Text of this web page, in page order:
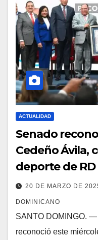
ACTUALIDAD
Senado
Cedeño Ávila,
deporte de RD
20 DE MARZO DE
DOMINICANO
SANTO DOMINGO.
reconoció este